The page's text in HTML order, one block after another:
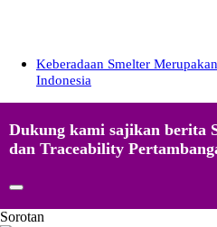
Keberadaan Smelter
Indonesia
Dukung kami sajikan berita
dan Traceability
Sorotan